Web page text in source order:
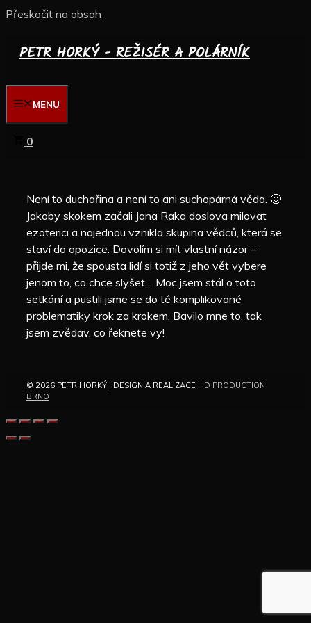
Přeskočit na obsah
PETR HORKÝ - REŽISÉR A POLÁRNÍK
MENU
0
Není to duchařina a není to ani suchopárná věda. 🙂
Jakoby skokem začali Jana Raka doslova milovat
ezoterici a najednou vznikla skupina vědců, která se
staví do opozice. Dovolím si mít vlastní názor –
přijde mi, že spousta lidí si totiž z jeho vět vybere
jenom to, co chce slyšet… Moc jsem stál o toto
setkání a pustili jsme se do té komplikované
problematiky krok za krokem. Bavilo mne to, tak
jsem zvědav, co řeknete vy!
© 2026 PETR HORKÝ | DESIGN A REALIZACE HD PRODUCTION
BRNO